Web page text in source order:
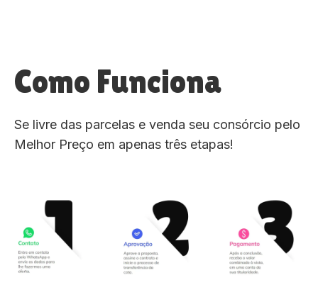
Como Funciona
Se livre das parcelas e venda seu consórcio pelo
Melhor Preço em apenas três etapas!